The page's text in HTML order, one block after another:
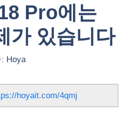
Pro에는
가 있습니다
Hoya
hoyait.com/4qmj